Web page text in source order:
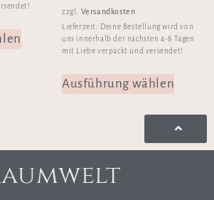
zzgl. Versandkosten
Lieferzeit: Deine Bestellung wird von
uns innerhalb der nächsten 4-8 Tagen
mit Liebe verpackt und versendet!
Ausführung wählen